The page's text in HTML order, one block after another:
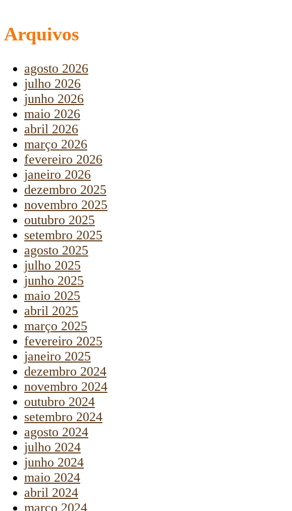
Arquivos
agosto 2026
julho 2026
junho 2026
maio 2026
abril 2026
março 2026
fevereiro 2026
janeiro 2026
dezembro 2025
novembro 2025
outubro 2025
setembro 2025
agosto 2025
julho 2025
junho 2025
maio 2025
abril 2025
março 2025
fevereiro 2025
janeiro 2025
dezembro 2024
novembro 2024
outubro 2024
setembro 2024
agosto 2024
julho 2024
junho 2024
maio 2024
abril 2024
março 2024